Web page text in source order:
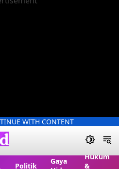
WITH CONTENT
Politik
Gaya
Hukum
&